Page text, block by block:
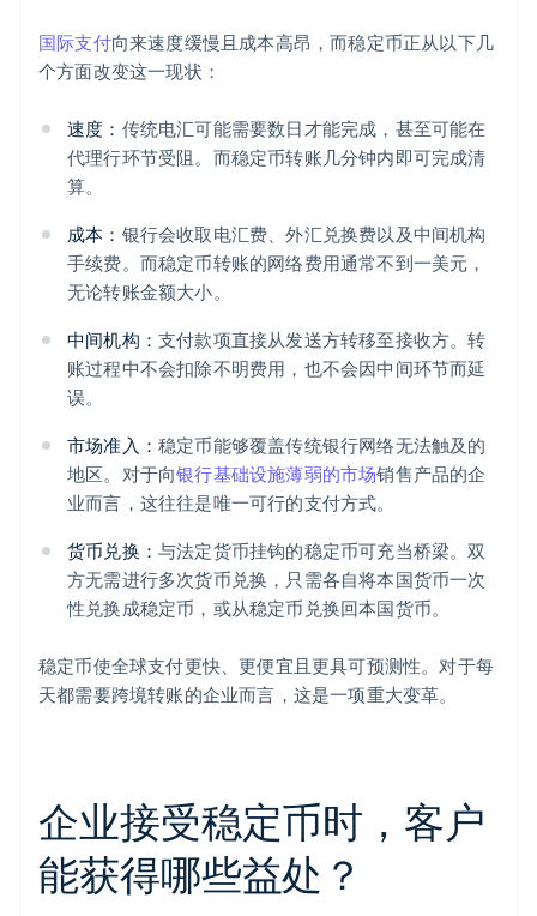
国际支付向来速度缓慢且成本高昂，而稳定币正从以下几
个方面改变这一现状：
速度： 传统电汇可能需要数日才能完成，甚至可能在
代理行环节受阻。而稳定币转账几分钟内即可完成清
算。
成本： 银行会收取电汇费、外汇兑换费以及中间机构
手续费。而稳定币转账的网络费用通常不到一美元，
无论转账金额大小。
中间机构： 支付款项直接从发送方转移至接收方。转
账过程中不会扣除不明费用，也不会因中间环节而延
误。
市场准入： 稳定币能够覆盖传统银行网络无法触及的
地区。对于向银行基础设施薄弱的市场销售产品的企
业而言，这往往是唯一可行的支付方式。
货币兑换： 与法定货币挂钩的稳定币可充当桥梁。双
方无需进行多次货币兑换，只需各自将本国货币一次
性兑换成稳定币，或从稳定币兑换回本国货币。
稳定币使全球支付更快、更便宜且更具可预测性。对于每
天都需要跨境转账的企业而言，这是一项重大变革。
企业接受稳定币时，客户
能获得哪些益处？